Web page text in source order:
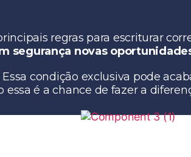
regras para escriturar
segurança novas
Essa condição exclusiva pode
essa é a chance de fazer a